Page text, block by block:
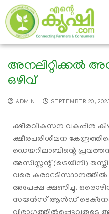
അനലിറ്റിക്കൽ
ഒഴിവ്
ADMIN SEPTEMBER 20, 2023
ക്ഷീരവികസന വകുപ്പിനു
ക്ഷീരപരിശീലന
ഡെയറിലാബിന്റെ
അസിസ്റ്റന്റ് (ട്രെയിനി)
വരെ കരാറടിസ്ഥാനത്തിൽ
അപേക്ഷ ക്ഷണിച്ചു.
സയൻസ് ആൻഡ്